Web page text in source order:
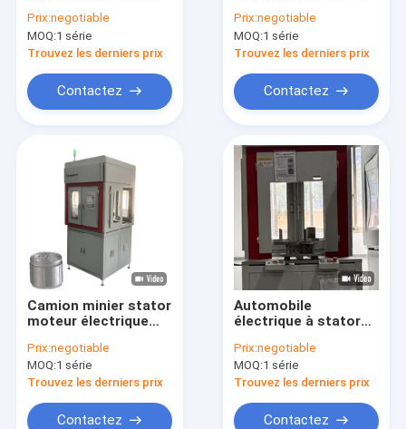
Contact
nouvelles
Demande de soumission
Machine à enrouler à l'épingle
Machine à décaper le vernis
Machines de pressage à stator
Machine de dilatation du stator
Machines de torsion de stator
Machine de découpe à stator
remontage moteur
pour le décapage de
la peinture de
Prix:negotiable
MOQ:1 série
Trouvez les derniers prix
Contactez
fil plat
Prix:negotiable
MOQ:1 série
Trouvez les derniers prix
Contactez
Camion minier stator
moteur électrique
machine de
remontage écran
tactile personnalisé
Prix:negotiable
MOQ:1 série
Trouvez les derniers prix
Contactez
Automobile
électrique à stator
remontage
équipement
automatique
Prix:negotiable
MOQ:1 série
Trouvez les derniers prix
Contactez